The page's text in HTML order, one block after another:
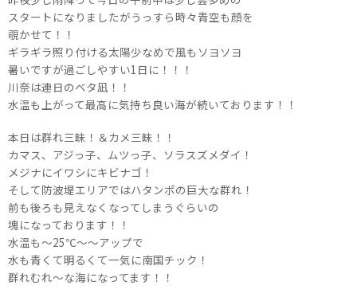
スタートになりましたがうっすら時々青空も顔を
覗かせて！！
ギラギラ照り付ける太陽少なめで風もソヨソヨ
暑いですが過ごしやすい1日に！！！
川奈は連日のベタ凪！！
水温も上がって最高に気持ち良い海が続いております！！
本日は群れ三昧！＆カメ三昧！！
カマス、アジっ子、ムツっ子、ソラスズメダイ！
メジナにイワシにキビナゴ！
そして防波堤エリアではハタンポの巨大な群れ！
前も後ろも見えなくなってしまうぐらいの
塊になっております！！
水温も～25℃～～アップで
水も青くて明るくて一気に南国チック！
群れむれ～な海になってます！！